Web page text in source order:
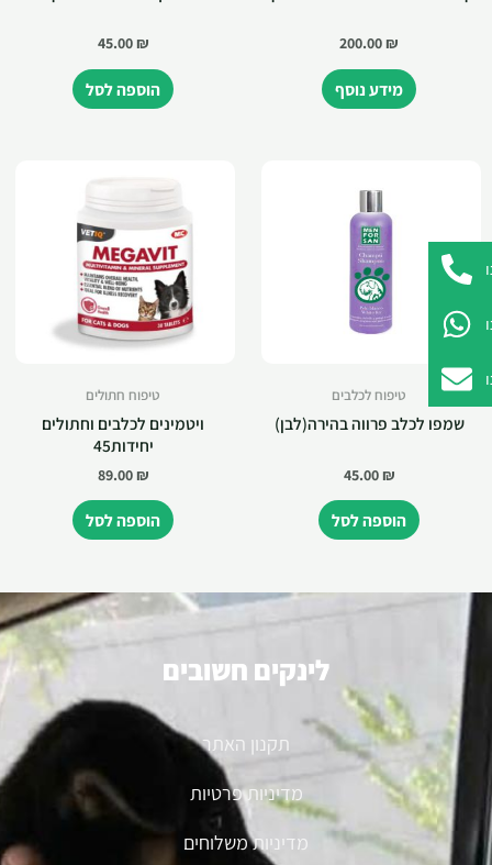
200.00₪
מידע נוסף
45.00₪
הוספה לסל
טיפוח לכלבים
שמפו לכלב פרווה בהירה(לבן)
45.00₪
הוספה לסל
טיפוח חתולים
ויטמינים לכלבים וחתולים
יחידות45
89.00₪
הוספה לסל
לינקים חשובים
תקנון האתר
מדיניות פרטיות
מדיניות משלוחים